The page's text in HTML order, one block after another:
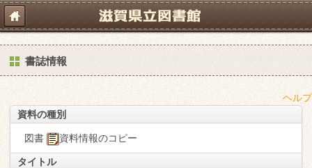
書誌情報
ヘルプ
資料の種別
図書 資料情報のコピー
タイトル